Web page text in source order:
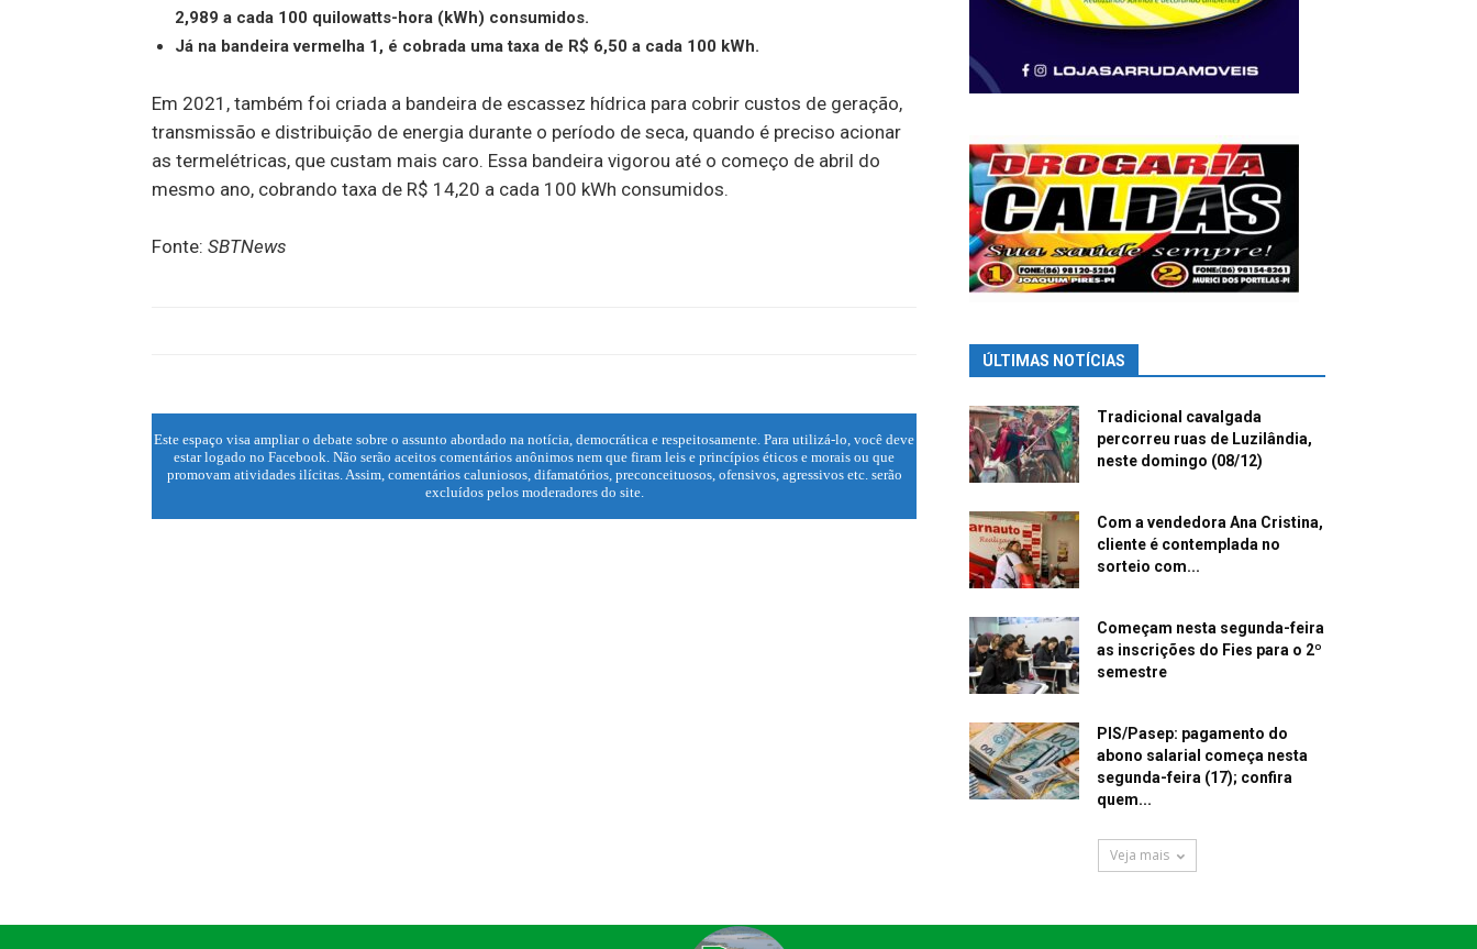
2,989 a cada 100 quilowatts-hora (kWh) consumidos.
Já na bandeira vermelha 1, é cobrada uma taxa de R$ 6,50 a cada 100 kWh.
Em 2021, também foi criada a bandeira de escassez hídrica para cobrir custos de geração,
transmissão e distribuição de energia durante o período de seca, quando é preciso acionar
as termelétricas, que custam mais caro. Essa bandeira vigorou até o começo de abril do
mesmo ano, cobrando taxa de R$ 14,20 a cada 100 kWh consumidos.
Fonte: SBTNews
Este espaço visa ampliar o debate sobre o assunto abordado na notícia, democrática e respeitosamente. Para utilizá-lo, você deve
estar logado no Facebook. Não serão aceitos comentários anônimos nem que firam leis e princípios éticos e morais ou que
promovam atividades ilícitas. Assim, comentários caluniosos, difamatórios, preconceituosos, ofensivos, agressivos etc. serão
excluídos pelos moderadores do site.
ÚLTIMAS NOTÍCIAS
Tradicional cavalgada
percorreu ruas de Luzilândia,
neste domingo (08/12)
Com a vendedora Ana Cristina,
cliente é contemplada no
sorteio com...
Começam nesta segunda-feira
as inscrições do Fies para o 2º
semestre
PIS/Pasep: pagamento do
abono salarial começa nesta
segunda-feira (17); confira
quem...
Veja mais